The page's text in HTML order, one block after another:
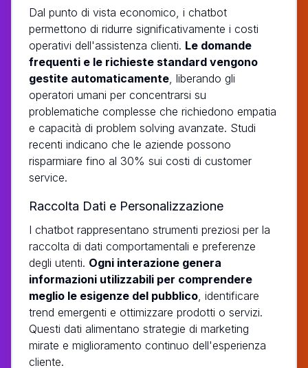
Dal punto di vista economico, i chatbot
permettono di ridurre significativamente i costi
operativi dell'assistenza clienti. Le domande
frequenti e le richieste standard vengono
gestite automaticamente , liberando gli
operatori umani per concentrarsi su
problematiche complesse che richiedono empatia
e capacità di problem solving avanzate. Studi
recenti indicano che le aziende possono
risparmiare fino al 30% sui costi di customer
service.
Raccolta Dati e Personalizzazione
I chatbot rappresentano strumenti preziosi per la
raccolta di dati comportamentali e preferenze
degli utenti. Ogni interazione genera
informazioni utilizzabili per comprendere
meglio le esigenze del pubblico , identificare
trend emergenti e ottimizzare prodotti o servizi.
Questi dati alimentano strategie di marketing
mirate e miglioramento continuo dell'esperienza
cliente.